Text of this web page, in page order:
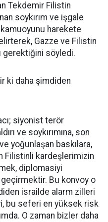
Tekdemir Filistin
soykırım ve işgale
harekete
Gazze ve Filistin
gerektiğini söyledi.
ki daha şimdiden
siyonist terör
ve soykırımına, son
yoğunlaşan baskılara,
Filistinli kardeşlerimizin
diplomasiyi
Bu konvoy o
israilde alarm zilleri
bu seferi en yüksek risk
O zaman bizler daha